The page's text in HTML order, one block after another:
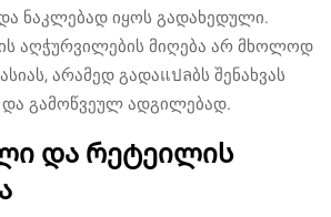
ნაკლებად იყოს გადახედული.
აღჭურვილების მიღება არ მხოლოდ
არამედ გადაแปลბს შენახვას
გამოწვეულ ადგილებად.
და რეტეილის